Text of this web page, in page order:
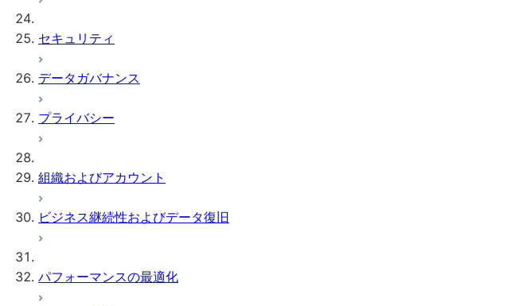
セキュリティ
データガバナンス
プライバシー
組織およびアカウント
ビジネス継続性およびデータ復旧
パフォーマンスの最適化